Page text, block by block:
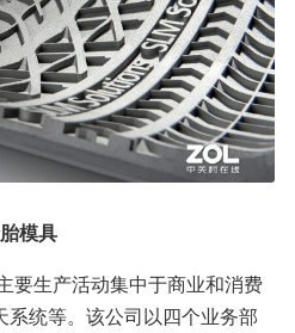
模具
要生产活动集中于商业和消费
统等。该公司以四个业务部